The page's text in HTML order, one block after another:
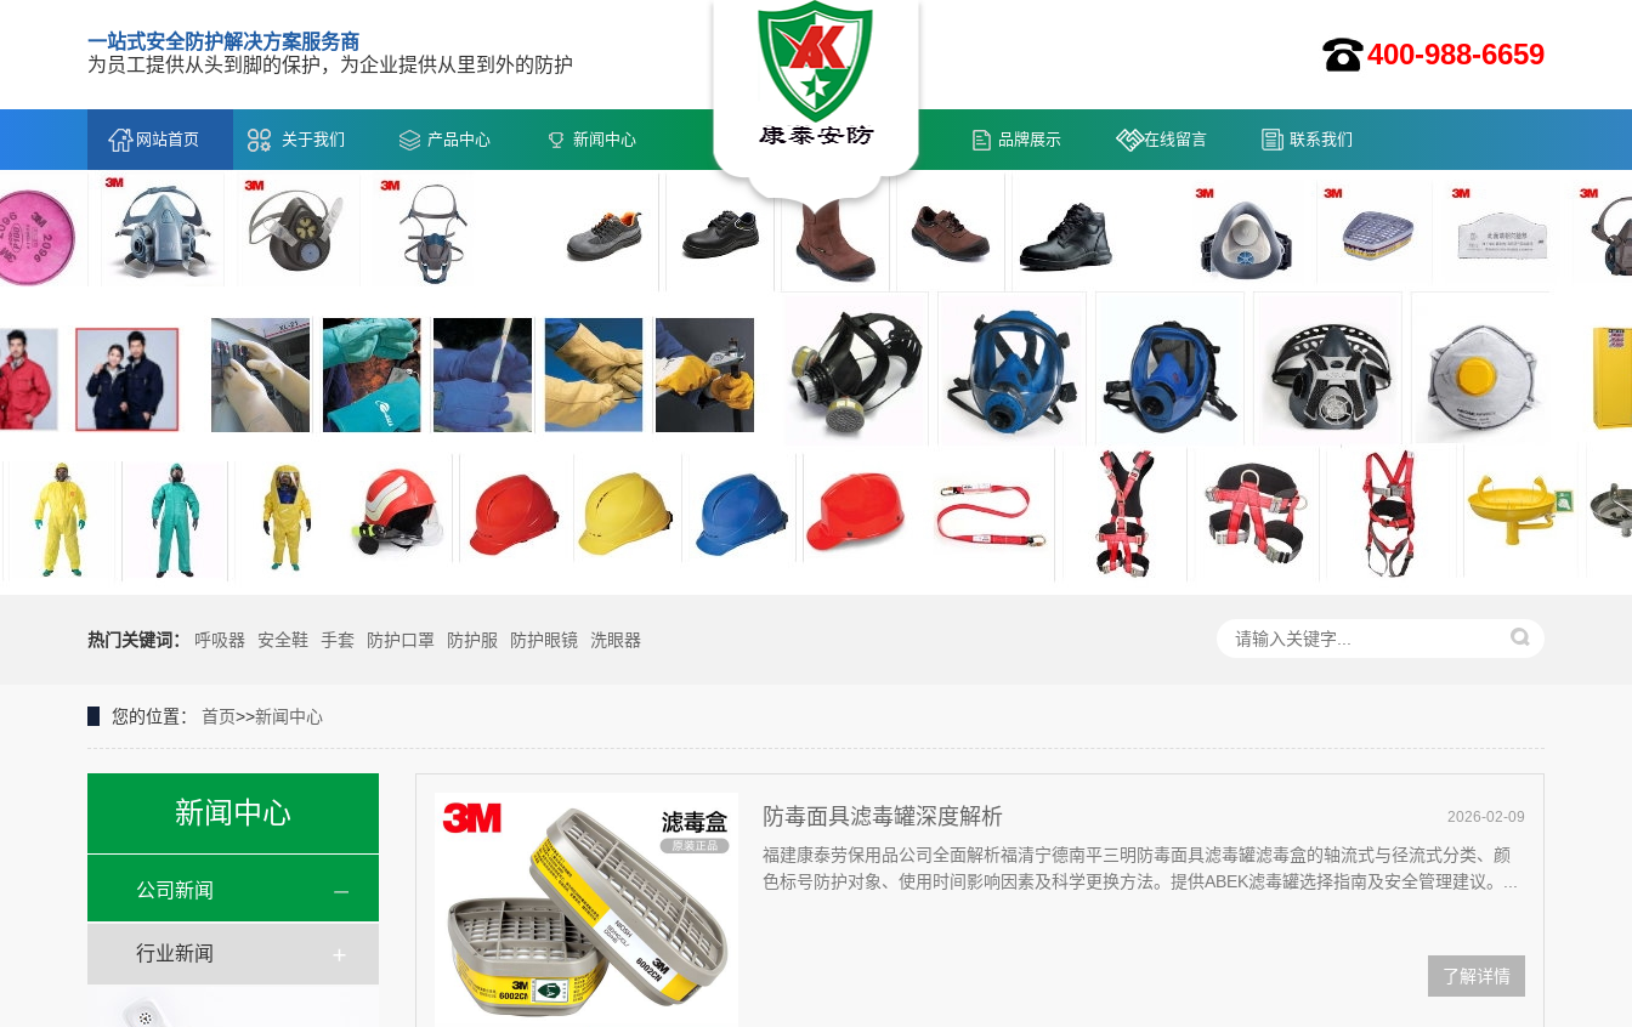
一站式安全防护解决方案服务商
为员工提供从头到脚的保护，为企业提供从里到外的防护
400-988-6659
网站首页 关于我们 产品中心 新闻中心 品牌展示 在线留言 联系我们
热门关键词： 呼吸器 安全鞋 手套 防护口罩 防护服 防护眼镜 洗眼器
您的位置： 首页>>新闻中心
新闻中心
公司新闻
行业新闻
2026-02-09
防毒面具滤毒罐深度解析
福建康泰劳保用品公司全面解析福清宁德南平三明防毒面具滤毒罐滤毒盒的轴流式与径流式分类、颜
色标号防护对象、使用时间影响因素及科学更换方法。提供ABEK滤毒罐选择指南及安全管理建议。...
了解详情